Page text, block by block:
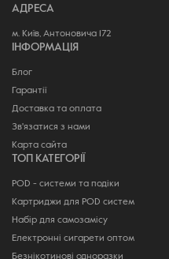
АДРЕСА
м. Київ, Антоновича 172
ІНФОРМАЦІЯ
Блог
Гарантії
Доставка та оплата
Зв'язатися з нами
Карта сайта
ТОП КАТЕГОРІЇ
POD - системи та подіки
Картриджи для POD систем
Набір для самозамісу
Електронні сигарети оптом
Безнікотинові одноразки